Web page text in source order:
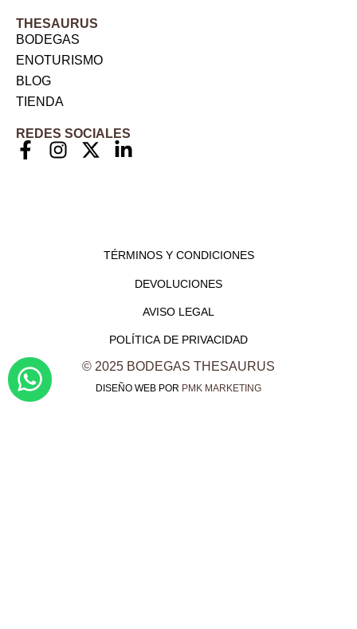
THESAURUS
BODEGAS
ENOTURISMO
BLOG
TIENDA
REDES SOCIALES
TÉRMINOS Y CONDICIONES
DEVOLUCIONES
AVISO LEGAL
POLÍTICA DE PRIVACIDAD
© 2025 BODEGAS THESAURUS
DISEÑO WEB POR PMK MARKETING